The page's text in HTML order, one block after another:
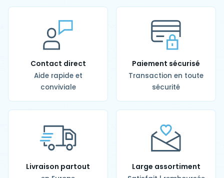
Contact direct
Aide rapide et
conviviale
Paiement sécurisé
Transaction en toute
sécurité
Livraison partout Large assortiment